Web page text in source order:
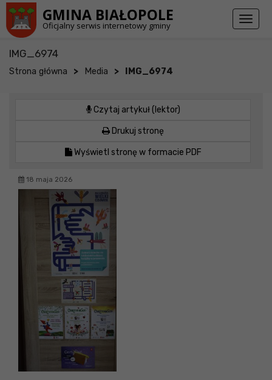
GMINA BIAŁOPOLE
Oficjalny serwis internetowy gminy
Toggle
IMG_6974
Strona główna > Media > IMG_6974
Czytaj artykuł (lektor)
Drukuj stronę
Wyświetl stronę w formacie PDF
18 maja 2026